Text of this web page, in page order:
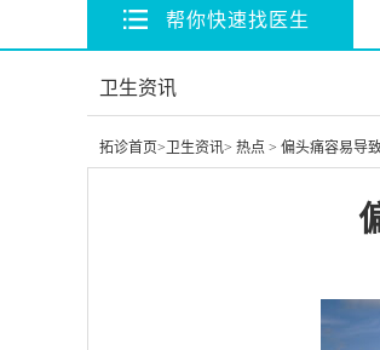
帮你快速找医生
卫生资讯
拓诊首页> 卫生资讯> 热点 > 偏头痛容易导